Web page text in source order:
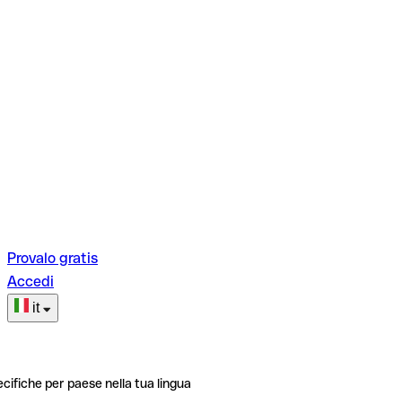
Provalo gratis
Accedi
it
per paese nella tua lingua